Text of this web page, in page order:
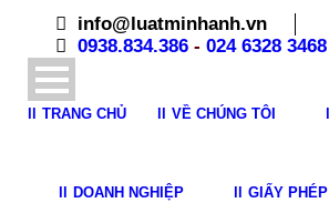
info@luatminhanh.vn
0938.834.386 - 024 6328 3468
TRANG CHỦ VỀ CHÚNG TÔI
DOANH NGHIỆP GIẤY PHÉP